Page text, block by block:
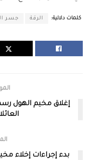
كلمات دلالية: الرقة جسر
إغلاق مخيم الهول
بدء إجراءات إخلاء